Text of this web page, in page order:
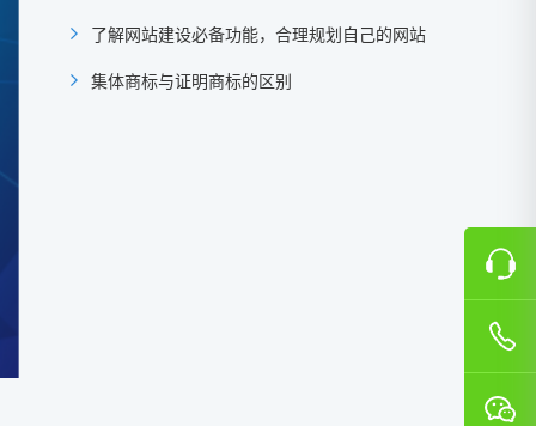
了解网站建设必备功能，合理规划自己的网站
集体商标与证明商标的区别